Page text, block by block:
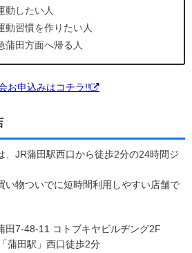
動したい人
動習慣を作りたい人
蒲田方面へ帰る人
お申込みはコチラ!!
、JR蒲田駅西口から徒歩2分の24時間ジ
い物ついでに短時間利用しやすい店舗で
田7-48-11 コトブキヤビルヂング2F
蒲田駅」西口徒歩2分